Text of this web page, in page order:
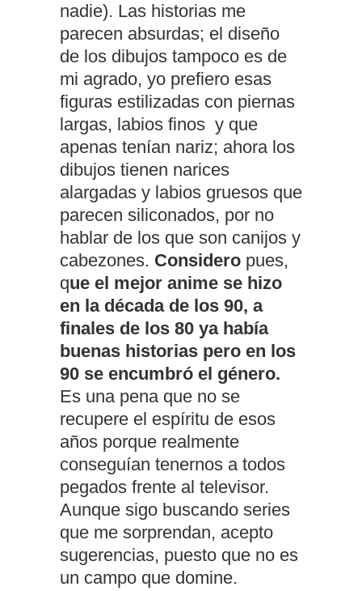
nadie). Las historias me
parecen absurdas; el diseño
de los dibujos tampoco es de
mi agrado, yo prefiero esas
figuras estilizadas con piernas
largas, labios finos y que
apenas tenían nariz; ahora los
dibujos tienen narices
alargadas y labios gruesos que
parecen siliconados, por no
hablar de los que son canijos y
cabezones. Considero pues,
que el mejor anime se hizo
en la década de los 90, a
finales de los 80 ya había
buenas historias pero en los
90 se encumbró el género.
Es una pena que no se
recupere el espíritu de esos
años porque realmente
conseguían tenernos a todos
pegados frente al televisor.
Aunque sigo buscando series
que me sorprendan, acepto
sugerencias, puesto que no es
un campo que domine.